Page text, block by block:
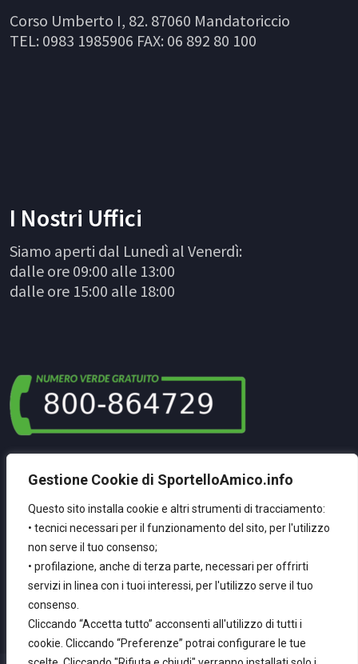
Gestione Cookie di SportelloAmico.info
Questo sito installa cookie e altri strumenti di tracciamento:
• tecnici necessari per il funzionamento del sito, per l'utilizzo
non serve il tuo consenso;
• profilazione, anche di terza parte, necessari per offrirti
servizi in linea con i tuoi interessi, per l'utilizzo serve il tuo
consenso.
Cliccando “Accetta tutto” acconsenti all'utilizzo di tutti i
cookie. Cliccando “Preferenze” potrai configurare le tue
Corso Umberto I, 82. 87060 Mandatoriccio
TEL: 0983 1985906 FAX: 06 892 80 100
I Nostri Uffici
Siamo aperti dal Lunedì al Venerdì:
dalle ore 09:00 alle 13:00
dalle ore 15:00 alle 18:00
La Nostra NewsLetter
Registrati Per Ricevere Le Nostre Ultime Novità
Inserisci La Tua Email